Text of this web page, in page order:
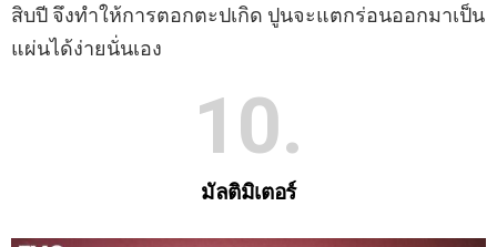
สิบปี จึงทําให้การตอกตะปเกิด ปูนจะแตกร่อนออกมาเป็น
แผ่นได้ง่ายนั่นเอง
10
มัลติมิเตอร์